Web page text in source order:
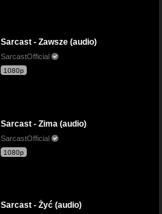
Sarcast - Zawsze (audio)
SarcastOfficial
1080p
Sarcast - Zima (audio)
SarcastOfficial
1080p
Sarcast - Żyć (audio)